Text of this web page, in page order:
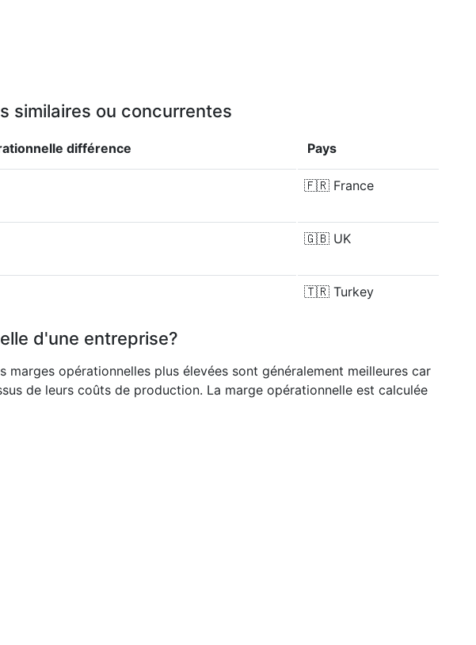
similaires ou concurrentes
différence Pays
🇫🇷 France
🇬🇧 UK
🇹🇷 Turkey
d'une entreprise?
opérationnelles plus élevées sont généralement meilleures car
de leurs coûts de production. La marge opérationnelle est calculée